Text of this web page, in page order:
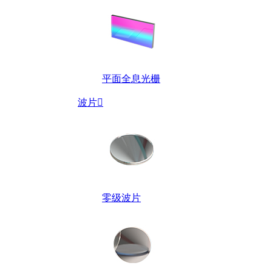
平面全息光栅
波片
零级波片